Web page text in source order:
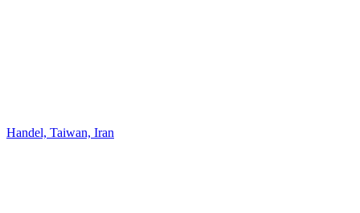
Handel, Taiwan, Iran